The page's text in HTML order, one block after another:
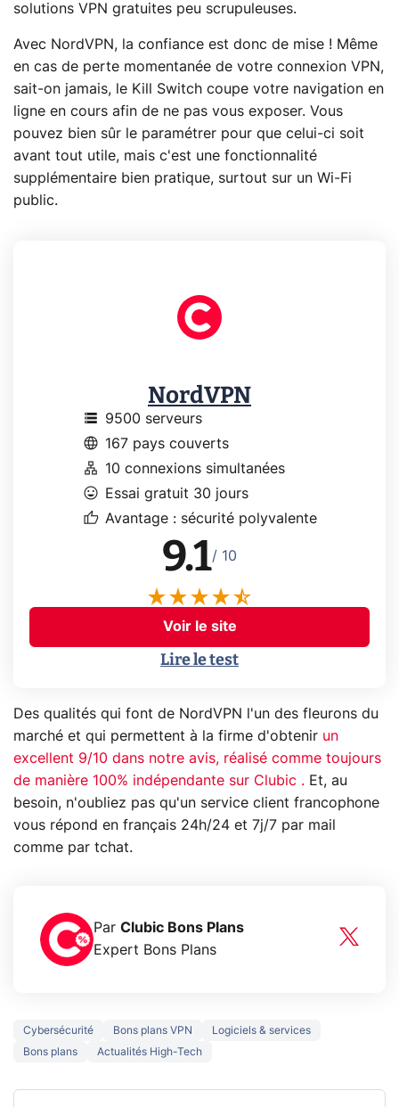
solutions VPN gratuites peu scrupuleuses.
Avec NordVPN, la confiance est donc de mise ! Même
en cas de perte momentanée de votre connexion VPN,
sait-on jamais, le Kill Switch coupe votre navigation en
ligne en cours afin de ne pas vous exposer. Vous
pouvez bien sûr le paramétrer pour que celui-ci soit
avant tout utile, mais c'est une fonctionnalité
supplémentaire bien pratique, surtout sur un Wi-Fi
public.
NordVPN
storage 9500 serveurs
language 167 pays couverts
lan 10 connexions simultanées
mood Essai gratuit 30 jours
thumb_up Avantage : sécurité polyvalente
9.1/ 10
Voir le site
Lire le test
Des qualités qui font de NordVPN l'un des fleurons du
marché et qui permettent à la firme d'obtenir un
excellent 9/10 dans notre avis, réalisé comme toujours
de manière 100% indépendante sur Clubic . Et, au
besoin, n'oubliez pas qu'un service client francophone
vous répond en français 24h/24 et 7j/7 par mail
comme par tchat.
Par Clubic Bons Plans
Expert Bons Plans
Cybersécurité Bons plans VPN
Logiciels & services
Bons plans
Actualités High-Tech